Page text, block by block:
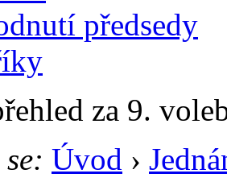
předsedy
za 9.
Úvod ›